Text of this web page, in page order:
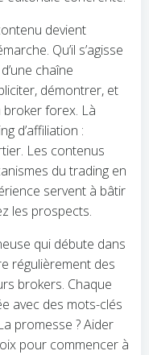
devient
Qu’il s’agisse
chaîne
démontrer, et
broker forex. Là
d’affiliation :
Les contenus
du trading en
servent à bâtir
les prospects.
qui débute dans
régulièrement des
brokers. Chaque
avec des mots-clés
promesse ? Aider
pour commencer à